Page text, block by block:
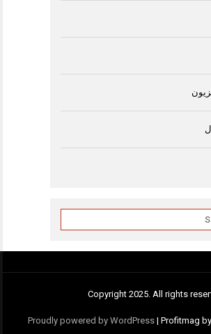
Copyright 2025. All rights
Proudly powered by WordPress | Profitmag by